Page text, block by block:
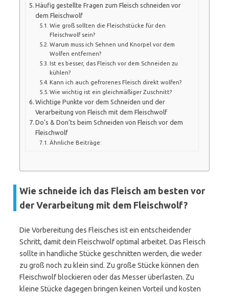
Häufig gestellte Fragen zum Fleisch schneiden vor
dem Fleischwolf
Wie groß sollten die Fleischstücke für den
Fleischwolf sein?
Warum muss ich Sehnen und Knorpel vor dem
Wolfen entfernen?
Ist es besser, das Fleisch vor dem Schneiden zu
kühlen?
Kann ich auch gefrorenes Fleisch direkt wolfen?
Wie wichtig ist ein gleichmäßiger Zuschnitt?
Wichtige Punkte vor dem Schneiden und der
Verarbeitung von Fleisch mit dem Fleischwolf
Do’s & Don’ts beim Schneiden von Fleisch vor dem
Fleischwolf
Ähnliche Beiträge:
Wie schneide ich das Fleisch am besten vor
der Verarbeitung mit dem Fleischwolf?
Die Vorbereitung des Fleisches ist ein entscheidender
Schritt, damit dein Fleischwolf optimal arbeitet. Das Fleisch
sollte in handliche Stücke geschnitten werden, die weder
zu groß noch zu klein sind. Zu große Stücke können den
Fleischwolf blockieren oder das Messer überlasten. Zu
kleine Stücke dagegen bringen keinen Vorteil und kosten